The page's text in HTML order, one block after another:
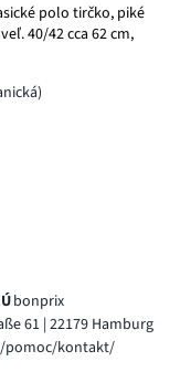
polo tirčko, piké
40/42 cca 62 cm,
bonprix
61 | 22179 Hamburg
pomoc/kontakt/